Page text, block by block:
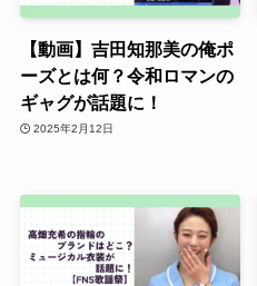
【動画】吉田知那美の俺ポ
ーズとは何？令和ロマンの
ギャグが話題に！
2025年2月12日